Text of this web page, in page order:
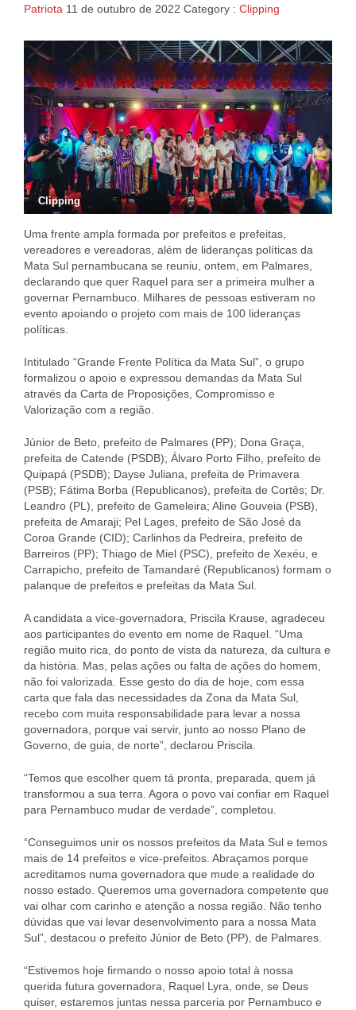
Patriota 11 de outubro de 2022 Category : Clipping
Clipping
Uma frente ampla formada por prefeitos e prefeitas,
vereadores e vereadoras, além de lideranças políticas da
Mata Sul pernambucana se reuniu, ontem, em Palmares,
declarando que quer Raquel para ser a primeira mulher a
governar Pernambuco. Milhares de pessoas estiveram no
evento apoiando o projeto com mais de 100 lideranças
políticas.
Intitulado “Grande Frente Política da Mata Sul”, o grupo
formalizou o apoio e expressou demandas da Mata Sul
através da Carta de Proposições, Compromisso e
Valorização com a região.
Júnior de Beto, prefeito de Palmares (PP); Dona Graça,
prefeita de Catende (PSDB); Álvaro Porto Filho, prefeito de
Quipapá (PSDB); Dayse Juliana, prefeita de Primavera
(PSB); Fátima Borba (Republicanos), prefeita de Cortês; Dr.
Leandro (PL), prefeito de Gameleira; Aline Gouveia (PSB),
prefeita de Amaraji; Pel Lages, prefeito de São José da
Coroa Grande (CID); Carlinhos da Pedreira, prefeito de
Barreiros (PP); Thiago de Miel (PSC), prefeito de Xexéu, e
Carrapicho, prefeito de Tamandaré (Republicanos) formam o
palanque de prefeitos e prefeitas da Mata Sul.
A candidata a vice-governadora, Priscila Krause, agradeceu
aos participantes do evento em nome de Raquel. “Uma
região muito rica, do ponto de vista da natureza, da cultura e
da história. Mas, pelas ações ou falta de ações do homem,
não foi valorizada. Esse gesto do dia de hoje, com essa
carta que fala das necessidades da Zona da Mata Sul,
recebo com muita responsabilidade para levar a nossa
governadora, porque vai servir, junto ao nosso Plano de
Governo, de guia, de norte”, declarou Priscila.
“Temos que escolher quem tá pronta, preparada, quem já
transformou a sua terra. Agora o povo vai confiar em Raquel
para Pernambuco mudar de verdade”, completou.
“Conseguimos unir os nossos prefeitos da Mata Sul e temos
mais de 14 prefeitos e vice-prefeitos. Abraçamos porque
acreditamos numa governadora que mude a realidade do
nosso estado. Queremos uma governadora competente que
vai olhar com carinho e atenção a nossa região. Não tenho
dúvidas que vai levar desenvolvimento para a nossa Mata
Sul”, destacou o prefeito Júnior de Beto (PP), de Palmares.
“Estivemos hoje firmando o nosso apoio total à nossa
querida futura governadora, Raquel Lyra, onde, se Deus
quiser, estaremos juntas nessa parceria por Pernambuco e